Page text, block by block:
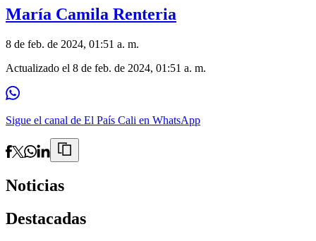
María Camila Renteria
8 de feb. de 2024, 01:51 a. m.
Actualizado el 8 de feb. de 2024, 01:51 a. m.
Sigue el canal de El País Cali en WhatsApp
Noticias
Destacadas